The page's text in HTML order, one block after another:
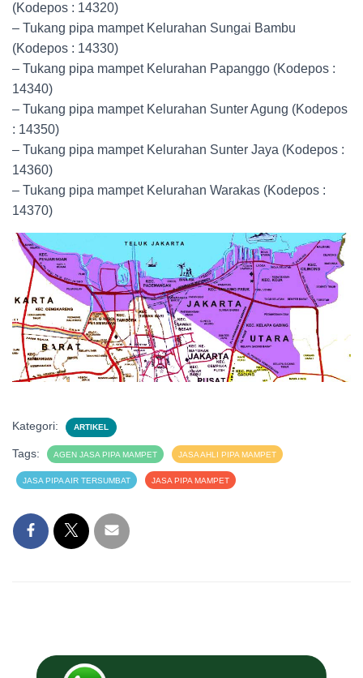
(Kodepos : 14320)
– Tukang pipa mampet Kelurahan Sungai Bambu
(Kodepos : 14330)
– Tukang pipa mampet Kelurahan Papanggo (Kodepos :
14340)
– Tukang pipa mampet Kelurahan Sunter Agung (Kodepos
: 14350)
– Tukang pipa mampet Kelurahan Sunter Jaya (Kodepos :
14360)
– Tukang pipa mampet Kelurahan Warakas (Kodepos :
14370)
Kategori: ARTIKEL
Tags: AGEN JASA PIPA MAMPET JASA AHLI PIPA MAMPET
JASA PIPA AIR TERSUMBAT JASA PIPA MAMPET